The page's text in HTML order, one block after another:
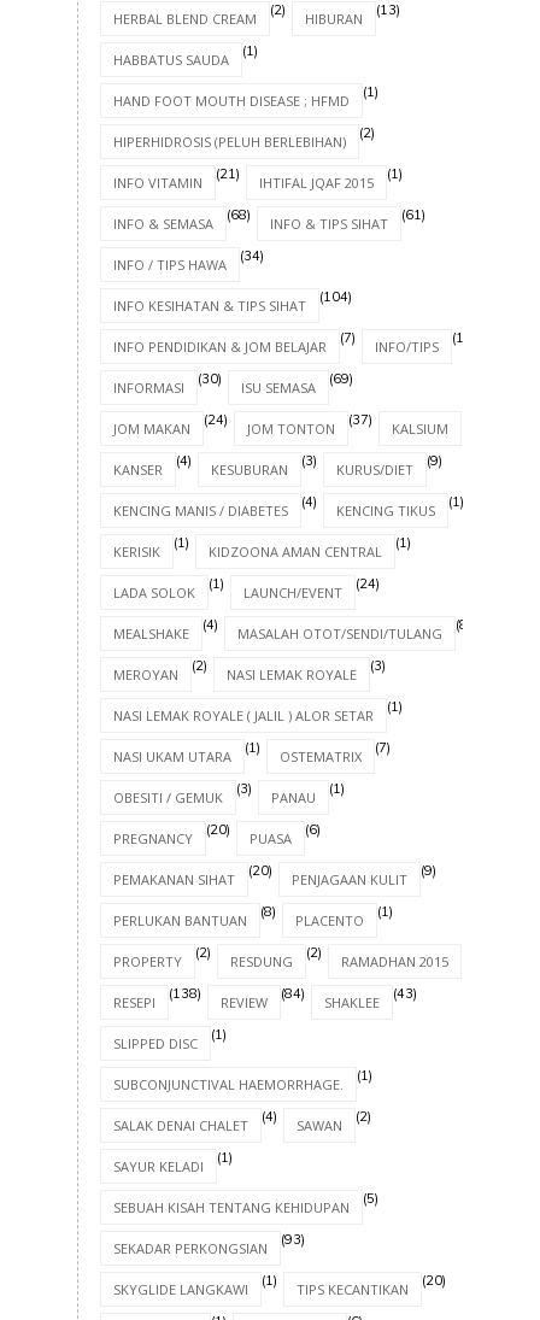
HERBAL BLEND CREAM (2) HIBURAN (13)
HABBATUS SAUDA (1)
HAND FOOT MOUTH DISEASE ; HFMD (1)
HIPERHIDROSIS (PELUH BERLEBIHAN) (2)
INFO VITAMIN (21) IHTIFAL JQAF 2015 (1)
INFO & SEMASA (68) INFO & TIPS SIHAT (61)
INFO / TIPS HAWA (34)
INFO KESIHATAN & TIPS SIHAT (104)
INFO PENDIDIKAN & JOM BELAJAR (7) INFO/TIPS (17)
INFORMASI (30) ISU SEMASA (69)
JOM MAKAN (24) JOM TONTON (37) KALSIUM
KANSER (4) KESUBURAN (3) KURUS/DIET (9)
KENCING MANIS / DIABETES (4) KENCING TIKUS (1)
KERISIK (1) KIDZOONA AMAN CENTRAL (1)
LADA SOLOK (1) LAUNCH/EVENT (24)
MEALSHAKE (4) MASALAH OTOT/SENDI/TULANG (8)
MEROYAN (2) NASI LEMAK ROYALE (3)
NASI LEMAK ROYALE ( JALIL ) ALOR SETAR (1)
NASI UKAM UTARA (1) OSTEMATRIX (7)
OBESITI / GEMUK (3) PANAU (1)
PREGNANCY (20) PUASA (6)
PEMAKANAN SIHAT (20) PENJAGAAN KULIT (9)
PERLUKAN BANTUAN (8) PLACENTO (1)
PROPERTY (2) RESDUNG (2) RAMADHAN 2015
RESEPI (138) REVIEW (84) SHAKLEE (43)
SLIPPED DISC (1)
SUBCONJUNCTIVAL HAEMORRHAGE. (1)
SALAK DENAI CHALET (4) SAWAN (2)
SAYUR KELADI (1)
SEBUAH KISAH TENTANG KEHIDUPAN (5)
SEKADAR PERKONGSIAN (93)
SKYGLIDE LANGKAWI (1) TIPS KECANTIKAN (20)